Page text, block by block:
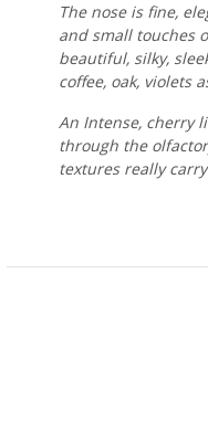
The nose is fine,
and small touches
beautiful, silky,
coffee, oak, violets
An Intense, cherry
through the
textures really